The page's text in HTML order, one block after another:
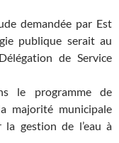
demandée par Est
publique serait au
de Service
le programme de
majorité municipale
la gestion de l’eau à